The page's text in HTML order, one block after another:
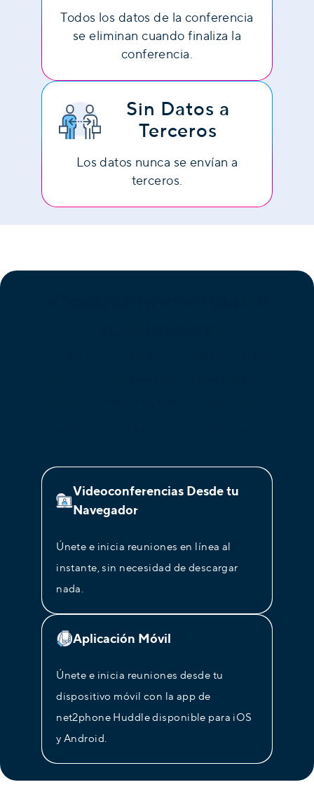
Todos los datos de la conferencia
se eliminan cuando finaliza la
conferencia.
Sin Datos a
Terceros
Los datos nunca se envían a
terceros.
Videoconferencias Desde tu
Navegador
Únete e inicia reuniones en línea al
instante, sin necesidad de descargar
nada.
Aplicación Móvil
Únete e inicia reuniones desde tu
dispositivo móvil con la app de
net2phone Huddle disponible para iOS
y Android.